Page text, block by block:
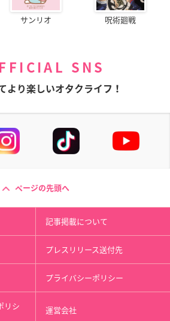
サンリオ 呪術廻戦
SNS
より楽しいオタクライフ！
ページの先頭へ
記事掲載について
プレスリリース送付先
プライバシーポリシー
リシ 運営会社